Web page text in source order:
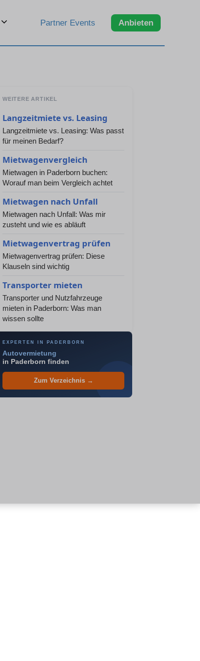
Partner Events Anbieten
WEITERE ARTIKEL
Langzeitmiete vs. Leasing
Langzeitmiete vs. Leasing: Was passt
für meinen Bedarf?
Mietwagenvergleich
Mietwagen in Paderborn buchen:
Worauf man beim Vergleich achtet
Mietwagen nach Unfall
Mietwagen nach Unfall: Was mir
zusteht und wie es abläuft
Mietwagenvertrag prüfen
Mietwagenvertrag prüfen: Diese
Klauseln sind wichtig
Transporter mieten
Transporter und Nutzfahrzeuge
mieten in Paderborn: Was man
wissen sollte
EXPERTEN IN PADERBORN
Autovermietung
in Paderborn finden
Zum Verzeichnis →